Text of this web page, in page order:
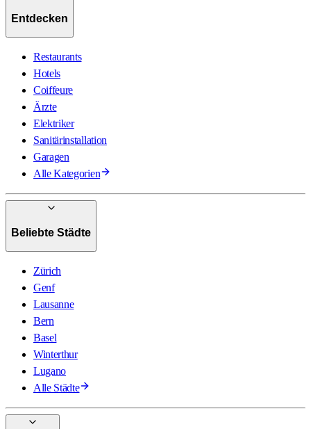
Entdecken
Restaurants
Hotels
Coiffeure
Ärzte
Elektriker
Sanitärinstallation
Garagen
Alle Kategorien
Beliebte Städte
Zürich
Genf
Lausanne
Bern
Basel
Winterthur
Lugano
Alle Städte